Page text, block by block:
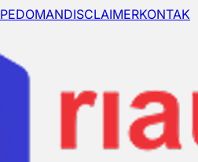
PEDOMANDISCLAIMERKONTAK